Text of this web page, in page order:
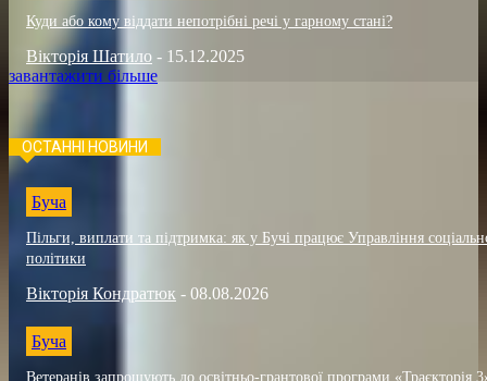
Куди або кому віддати непотрібні речі у гарному стані?
Вікторія Шатило - 15.12.2025
завантажити більше
ОСТАННІ НОВИНИ
Буча
Пільги, виплати та підтримка: як у Бучі працює Управління
політики
Вікторія Кондратюк - 08.08.2026
Буча
Ветеранів запрошують до освітньо-грантової програми «Траєкторія